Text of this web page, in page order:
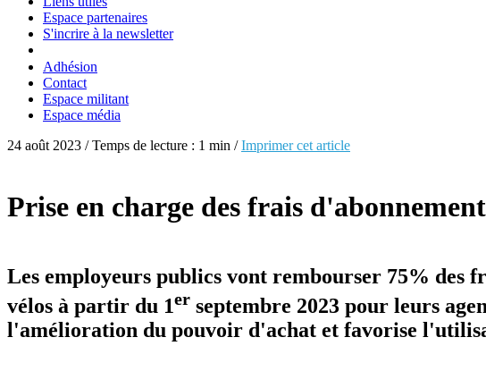
Espace partenaires
S'incrire à la newsletter
Adhésion
Contact
Espace militant
Espace média
24 août 2023 / Temps de lecture : 1 min /Imprimer cet article
Prise en charge des frais
Les employeurs publics vont rembourser 75% des
vélos à partir du 1er septembre 2023 pour leurs
l'amélioration du pouvoir d'achat et favorise